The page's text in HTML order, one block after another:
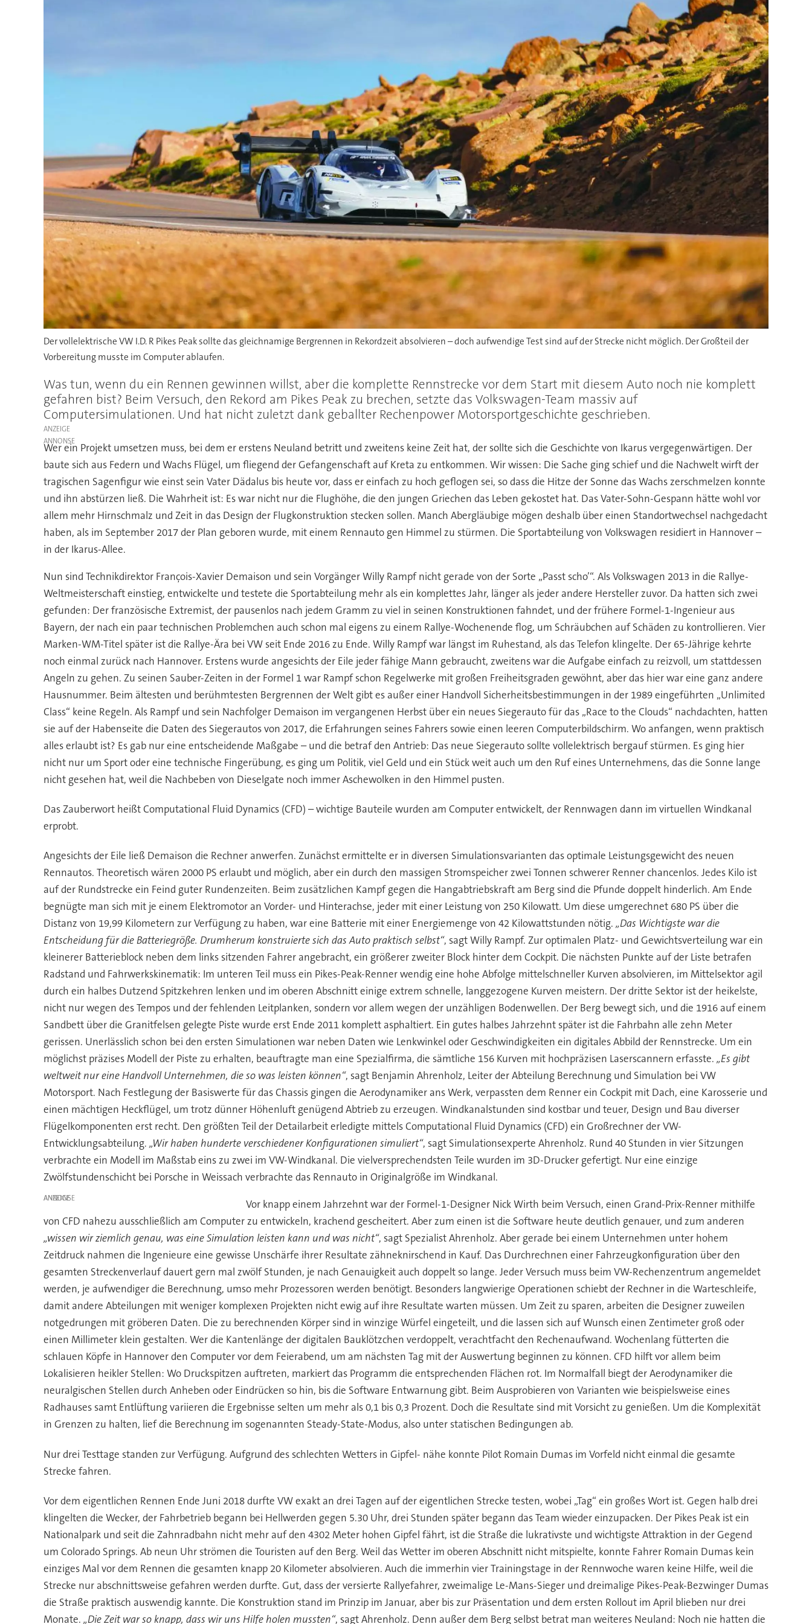
Der vollelektrische VW I.D. R Pikes Peak sollte das gleichnamige Bergrennen in Rekordzeit absolvieren – doch aufwendige Test sind auf der Strecke nicht möglich. Der Großteil der
Vorbereitung musste im Computer ablaufen.
Was tun, wenn du ein Rennen gewinnen willst, aber die komplette Rennstrecke vor dem Start mit diesem Auto noch nie komplett
gefahren bist? Beim Versuch, den Rekord am Pikes Peak zu brechen, setzte das Volkswagen-Team massiv auf
Computersimulationen. Und hat nicht zuletzt dank geballter Rechenpower Motorsportgeschichte geschrieben.
ANZEIGE
Wer ein Projekt umsetzen muss, bei dem er erstens Neuland betritt und zweitens keine Zeit hat, der sollte sich die Geschichte von Ikarus vergegenwärtigen. Der
baute sich aus Federn und Wachs Flügel, um fliegend der Gefangenschaft auf Kreta zu entkommen. Wir wissen: Die Sache ging schief und die Nachwelt wirft der
tragischen Sagenfigur wie einst sein Vater Dädalus bis heute vor, dass er einfach zu hoch geflogen sei, so dass die Hitze der Sonne das Wachs zerschmelzen konnte
und ihn abstürzen ließ. Die Wahrheit ist: Es war nicht nur die Flughöhe, die den jungen Griechen das Leben gekostet hat. Das Vater-Sohn-Gespann hätte wohl vor
allem mehr Hirnschmalz und Zeit in das Design der Flugkonstruktion stecken sollen. Manch Abergläubige mögen deshalb über einen Standortwechsel nachgedacht
haben, als im September 2017 der Plan geboren wurde, mit einem Rennauto gen Himmel zu stürmen. Die Sportabteilung von Volkswagen residiert in Hannover –
in der Ikarus-Allee.
Nun sind Technikdirektor François-Xavier Demaison und sein Vorgänger Willy Rampf nicht gerade von der Sorte „Passt scho’“. Als Volkswagen 2013 in die Rallye-
Weltmeisterschaft einstieg, entwickelte und testete die Sportabteilung mehr als ein komplettes Jahr, länger als jeder andere Hersteller zuvor. Da hatten sich zwei
gefunden: Der französische Extremist, der pausenlos nach jedem Gramm zu viel in seinen Konstruktionen fahndet, und der frühere Formel-1-Ingenieur aus
Bayern, der nach ein paar technischen Problemchen auch schon mal eigens zu einem Rallye-Wochenende flog, um Schräubchen auf Schäden zu kontrollieren. Vier
Marken-WM-Titel später ist die Rallye-Ära bei VW seit Ende 2016 zu Ende. Willy Rampf war längst im Ruhestand, als das Telefon klingelte. Der 65-Jährige kehrte
noch einmal zurück nach Hannover. Erstens wurde angesichts der Eile jeder fähige Mann gebraucht, zweitens war die Aufgabe einfach zu reizvoll, um stattdessen
Angeln zu gehen. Zu seinen Sauber-Zeiten in der Formel 1 war Rampf schon Regelwerke mit großen Freiheitsgraden gewöhnt, aber das hier war eine ganz andere
Hausnummer. Beim ältesten und berühmtesten Bergrennen der Welt gibt es außer einer Handvoll Sicherheitsbestimmungen in der 1989 eingeführten „Unlimited
Class“ keine Regeln. Als Rampf und sein Nachfolger Demaison im vergangenen Herbst über ein neues Siegerauto für das „Race to the Clouds“ nachdachten, hatten
sie auf der Habenseite die Daten des Siegerautos von 2017, die Erfahrungen seines Fahrers sowie einen leeren Computerbildschirm. Wo anfangen, wenn praktisch
alles erlaubt ist? Es gab nur eine entscheidende Maßgabe – und die betraf den Antrieb: Das neue Siegerauto sollte vollelektrisch bergauf stürmen. Es ging hier
nicht nur um Sport oder eine technische Fingerübung, es ging um Politik, viel Geld und ein Stück weit auch um den Ruf eines Unternehmens, das die Sonne lange
nicht gesehen hat, weil die Nachbeben von Dieselgate noch immer Aschewolken in den Himmel pusten.
Das Zauberwort heißt Computational Fluid Dynamics (CFD) – wichtige Bauteile wurden am Computer entwickelt, der Rennwagen dann im virtuellen Windkanal
erprobt.
Angesichts der Eile ließ Demaison die Rechner anwerfen. Zunächst ermittelte er in diversen Simulationsvarianten das optimale Leistungsgewicht des neuen
Rennautos. Theoretisch wären 2000 PS erlaubt und möglich, aber ein durch den massigen Stromspeicher zwei Tonnen schwerer Renner chancenlos. Jedes Kilo ist
auf der Rundstrecke ein Feind guter Rundenzeiten. Beim zusätzlichen Kampf gegen die Hangabtriebskraft am Berg sind die Pfunde doppelt hinderlich. Am Ende
begnügte man sich mit je einem Elektromotor an Vorder- und Hinterachse, jeder mit einer Leistung von 250 Kilowatt. Um diese umgerechnet 680 PS über die
Distanz von 19,99 Kilometern zur Verfügung zu haben, war eine Batterie mit einer Energiemenge von 42 Kilowattstunden nötig. „Das Wichtigste war die
Entscheidung für die Batteriegröße. Drumherum konstruierte sich das Auto praktisch selbst“, sagt Willy Rampf. Zur optimalen Platz- und Gewichtsverteilung war ein
kleinerer Batterieblock neben dem links sitzenden Fahrer angebracht, ein größerer zweiter Block hinter dem Cockpit. Die nächsten Punkte auf der Liste betrafen
Radstand und Fahrwerkskinematik: Im unteren Teil muss ein Pikes-Peak-Renner wendig eine hohe Abfolge mittelschneller Kurven absolvieren, im Mittelsektor agil
durch ein halbes Dutzend Spitzkehren lenken und im oberen Abschnitt einige extrem schnelle, langgezogene Kurven meistern. Der dritte Sektor ist der heikelste,
nicht nur wegen des Tempos und der fehlenden Leitplanken, sondern vor allem wegen der unzähligen Bodenwellen. Der Berg bewegt sich, und die 1916 auf einem
Sandbett über die Granitfelsen gelegte Piste wurde erst Ende 2011 komplett asphaltiert. Ein gutes halbes Jahrzehnt später ist die Fahrbahn alle zehn Meter
gerissen. Unerlässlich schon bei den ersten Simulationen war neben Daten wie Lenkwinkel oder Geschwindigkeiten ein digitales Abbild der Rennstrecke. Um ein
möglichst präzises Modell der Piste zu erhalten, beauftragte man eine Spezialfirma, die sämtliche 156 Kurven mit hochpräzisen Laserscannern erfasste. „Es gibt
weltweit nur eine Handvoll Unternehmen, die so was leisten können“, sagt Benjamin Ahrenholz, Leiter der Abteilung Berechnung und Simulation bei VW
Motorsport. Nach Festlegung der Basiswerte für das Chassis gingen die Aerodynamiker ans Werk, verpassten dem Renner ein Cockpit mit Dach, eine Karosserie und
einen mächtigen Heckflügel, um trotz dünner Höhenluft genügend Abtrieb zu erzeugen. Windkanalstunden sind kostbar und teuer, Design und Bau diverser
Flügelkomponenten erst recht. Den größten Teil der Detailarbeit erledigte mittels Computational Fluid Dynamics (CFD) ein Großrechner der VW-
Entwicklungsabteilung. „Wir haben hunderte verschiedener Konfigurationen simuliert“, sagt Simulationsexperte Ahrenholz. Rund 40 Stunden in vier Sitzungen
verbrachte ein Modell im Maßstab eins zu zwei im VW-Windkanal. Die vielversprechendsten Teile wurden im 3D-Drucker gefertigt. Nur eine einzige
Zwölfstundenschicht bei Porsche in Weissach verbrachte das Rennauto in Originalgröße im Windkanal.
ANZEIGE
Vor knapp einem Jahrzehnt war der Formel-1-Designer Nick Wirth beim Versuch, einen Grand-Prix-Renner mithilfe
von CFD nahezu ausschließlich am Computer zu entwickeln, krachend gescheitert. Aber zum einen ist die Software heute deutlich genauer, und zum anderen
„wissen wir ziemlich genau, was eine Simulation leisten kann und was nicht“, sagt Spezialist Ahrenholz. Aber gerade bei einem Unternehmen unter hohem
Zeitdruck nahmen die Ingenieure eine gewisse Unschärfe ihrer Resultate zähneknirschend in Kauf. Das Durchrechnen einer Fahrzeugkonfiguration über den
gesamten Streckenverlauf dauert gern mal zwölf Stunden, je nach Genauigkeit auch doppelt so lange. Jeder Versuch muss beim VW-Rechenzentrum angemeldet
werden, je aufwendiger die Berechnung, umso mehr Prozessoren werden benötigt. Besonders langwierige Operationen schiebt der Rechner in die Warteschleife,
damit andere Abteilungen mit weniger komplexen Projekten nicht ewig auf ihre Resultate warten müssen. Um Zeit zu sparen, arbeiten die Designer zuweilen
notgedrungen mit gröberen Daten. Die zu berechnenden Körper sind in winzige Würfel eingeteilt, und die lassen sich auf Wunsch einen Zentimeter groß oder
einen Millimeter klein gestalten. Wer die Kantenlänge der digitalen Bauklötzchen verdoppelt, verachtfacht den Rechenaufwand. Wochenlang fütterten die
schlauen Köpfe in Hannover den Computer vor dem Feierabend, um am nächsten Tag mit der Auswertung beginnen zu können. CFD hilft vor allem beim
Lokalisieren heikler Stellen: Wo Druckspitzen auftreten, markiert das Programm die entsprechenden Flächen rot. Im Normalfall biegt der Aerodynamiker die
neuralgischen Stellen durch Anheben oder Eindrücken so hin, bis die Software Entwarnung gibt. Beim Ausprobieren von Varianten wie beispielsweise eines
Radhauses samt Entlüftung variieren die Ergebnisse selten um mehr als 0,1 bis 0,3 Prozent. Doch die Resultate sind mit Vorsicht zu genießen. Um die Komplexität
in Grenzen zu halten, lief die Berechnung im sogenannten Steady-State-Modus, also unter statischen Bedingungen ab.
Nur drei Testtage standen zur Verfügung. Aufgrund des schlechten Wetters in Gipfel- nähe konnte Pilot Romain Dumas im Vorfeld nicht einmal die gesamte
Strecke fahren.
Vor dem eigentlichen Rennen Ende Juni 2018 durfte VW exakt an drei Tagen auf der eigentlichen Strecke testen, wobei „Tag“ ein großes Wort ist. Gegen halb drei
klingelten die Wecker, der Fahrbetrieb begann bei Hellwerden gegen 5.30 Uhr, drei Stunden später begann das Team wieder einzupacken. Der Pikes Peak ist ein
Nationalpark und seit die Zahnradbahn nicht mehr auf den 4302 Meter hohen Gipfel fährt, ist die Straße die lukrativste und wichtigste Attraktion in der Gegend
um Colorado Springs. Ab neun Uhr strömen die Touristen auf den Berg. Weil das Wetter im oberen Abschnitt nicht mitspielte, konnte Fahrer Romain Dumas kein
einziges Mal vor dem Rennen die gesamten knapp 20 Kilometer absolvieren. Auch die immerhin vier Trainingstage in der Rennwoche waren keine Hilfe, weil die
Strecke nur abschnittsweise gefahren werden durfte. Gut, dass der versierte Rallyefahrer, zweimalige Le-Mans-Sieger und dreimalige Pikes-Peak-Bezwinger Dumas
die Straße praktisch auswendig kannte. Die Konstruktion stand im Prinzip im Januar, aber bis zur Präsentation und dem ersten Rollout im April blieben nur drei
Monate. „Die Zeit war so knapp, dass wir uns Hilfe holen mussten“, sagt Ahrenholz. Denn außer dem Berg selbst betrat man weiteres Neuland: Noch nie hatten die